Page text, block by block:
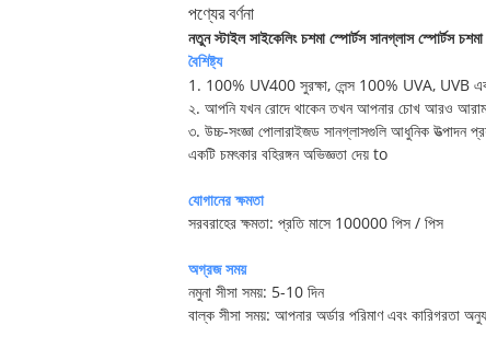
পণ্যের বর্ণনা
নতুন স্টাইল সাইকেলিং চশমা স্পোর্টস সানগ্লাস স্পোর্টস
বৈশিষ্ট্য
1. 100% UV400 সুরক্ষা, লেন্স 100% UVA, UVB এবং
২. আপনি যখন রোদে থাকেন তখন আপনার চোখ আরও
৩. উচ্চ-সংজ্ঞা পোলারাইজড সানগ্লাসগুলি আধুনিক উত্পাদন
একটি চমৎকার বহিরঙ্গন অভিজ্ঞতা দেয় to
যোগানের ক্ষমতা
সরবরাহের ক্ষমতা: প্রতি মাসে 100000 পিস / পিস
অগ্রজ সময়
নমুনা সীসা সময়: 5-10 দিন
বাল্ক সীসা সময়: আপনার অর্ডার পরিমাণ এবং কারিগরতা